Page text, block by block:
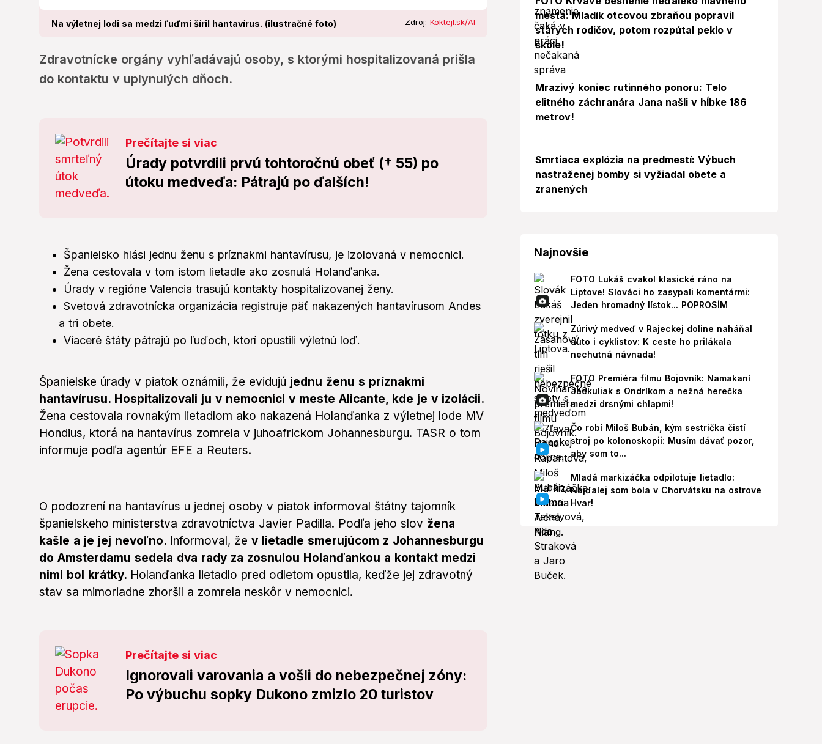
Na výletnej lodi sa medzi ľuďmi šíril hantavírus. (ilustračné foto) Zdroj: Koktejl.sk/AI
Zdravotnícke orgány vyhľadávajú osoby, s ktorými hospitalizovaná prišla
do kontaktu v uplynulých dňoch.
Prečítajte si viac
Úrady potvrdili prvú tohtoročnú obeť († 55) po
útoku medveďa: Pátrajú po ďalších!
Španielsko hlási jednu ženu s príznakmi hantavírusu, je izolovaná v nemocnici.
Žena cestovala v tom istom lietadle ako zosnulá Holanďanka.
Úrady v regióne Valencia trasujú kontakty hospitalizovanej ženy.
Svetová zdravotnícka organizácia registruje päť nakazených hantavírusom Andes
a tri obete.
Viaceré štáty pátrajú po ľuďoch, ktorí opustili výletnú loď.
Španielske úrady v piatok oznámili, že evidujú jednu ženu s príznakmi
hantavírusu. Hospitalizovali ju v nemocnici v meste Alicante, kde je v izolácii.
Žena cestovala rovnakým lietadlom ako nakazená Holanďanka z výletnej lode MV
Hondius, ktorá na hantavírus zomrela v juhoafrickom Johannesburgu. TASR o tom
informuje podľa agentúr EFE a Reuters.
O podozrení na hantavírus u jednej osoby v piatok informoval štátny tajomník
španielskeho ministerstva zdravotníctva Javier Padilla. Podľa jeho slov žena
kašle a je jej nevoľno. Informoval, že v lietadle smerujúcom z Johannesburgu
do Amsterdamu sedela dva rady za zosnulou Holanďankou a kontakt medzi
nimi bol krátky. Holanďanka lietadlo pred odletom opustila, keďže jej zdravotný
stav sa mimoriadne zhoršil a zomrela neskôr v nemocnici.
Prečítajte si viac
Ignorovali varovania a vošli do nebezpečnej zóny:
Po výbuchu sopky Dukono zmizlo 20 turistov
mesta: Mladík otcovou zbraňou popravil
starých rodičov, potom rozpútal peklo v
škole!
Mrazivý koniec rutinného ponoru: Telo
elitného záchranára Jana našli v hĺbke 186
metrov!
Smrtiaca explózia na predmestí: Výbuch
nastraženej bomby si vyžiadal obete a
zranených
Najnovšie
FOTO Lukáš cvakol klasické ráno na
Liptove! Slováci ho zasypali komentármi:
Jeden hromadný lístok... POPROSÍM
Zúrivý medveď v Rajeckej doline naháňal
auto i cyklistov: K ceste ho prilákala
nechutná návnada!
FOTO Premiéra filmu Bojovník: Namakaní
Jackuliak s Ondríkom a nežná herečka
medzi drsnými chlapmi!
Čo robí Miloš Bubán, kým sestrička čistí
stroj po kolonoskopii: Musím dávať pozor,
aby som to...
Mladá markizáčka odpilotuje lietadlo:
Najďalej som bola v Chorvátsku na ostrove
Hvar!